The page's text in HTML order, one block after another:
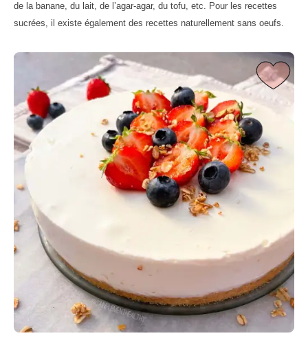
de la banane, du lait, de l’agar-agar, du tofu, etc. Pour les recettes
sucrées, il existe également des recettes naturellement sans oeufs.